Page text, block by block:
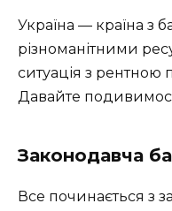
Україна — країна з
різноманітними
ситуація з рентною
Давайте
Законодавча
Все починається з